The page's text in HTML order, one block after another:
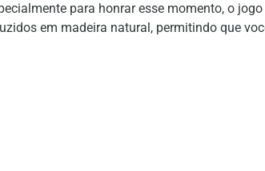
para honrar esse momento, o
em madeira natural, permitindo que